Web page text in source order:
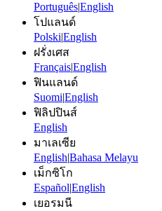
PortuguêsEnglish
โปแลนด์
PolskiEnglish
ฝรั่งเศส
FrançaisEnglish
ฟินแลนด์
SuomiEnglish
ฟิลิปปินส์
English
มาเลเซีย
EnglishBahasa Melayu
เม็กซิโก
EspañolEnglish
เยอรมนี